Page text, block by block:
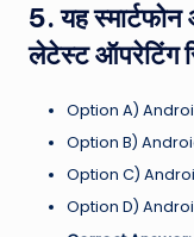
5. यह
लेटेस्ट ऑपरेटिंग
Option A)
Option B)
Option C)
Option D)